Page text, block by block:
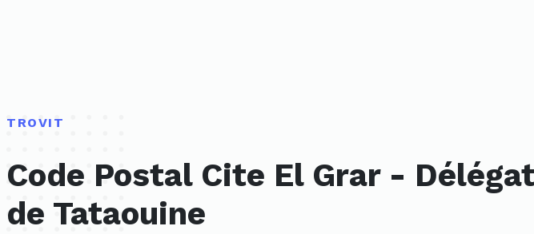
TROVIT
Code Postal Cite El Grar -
de Tataouine